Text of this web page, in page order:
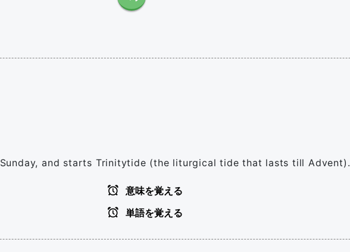
and starts Trinitytide (the liturgical tide that lasts till Advent).
意味を覚える
単語を覚える